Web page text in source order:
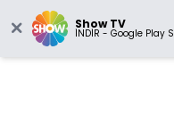
Show TV
İNDİR - Google Play